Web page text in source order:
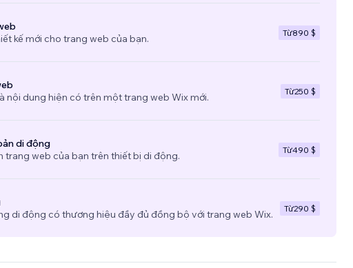
kế mới cho trang web của bạn.
Từ890 $
nội dung hiện có trên một trang web Wix mới.
Từ250 $
di động
trang web của bạn trên thiết bị di động.
Từ490 $
di động có thương hiệu đầy đủ đồng bộ với trang web Wix.
Từ290 $